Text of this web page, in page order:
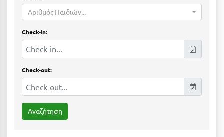
Ζαγοροχώρια
Ζάκυνθος
Ηλεία
Ηράκλειο
Αριθμός Παιδιών...
Check-in:
Check-out: